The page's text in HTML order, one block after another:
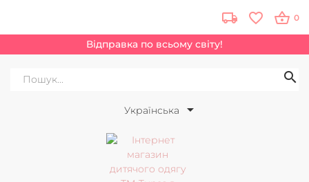
Відправка по всьому світу!
Українська
0